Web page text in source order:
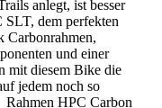
anlegt, ist besser
dem perfekten
Carbonrahmen,
und einer
mit diesem Bike die
jedem noch so
HPC Carbon